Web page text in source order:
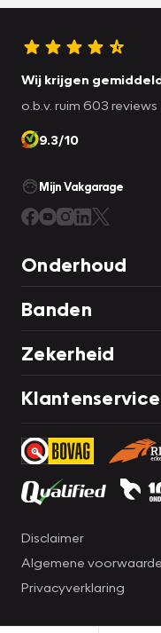
Wij krijgen
o.b.v. ruim 603 reviews
9.3/10
Mijn Vakgarage
Onderhoud
Banden
Zekerheid
Klantenservice
Disclaimer
Algemene
Privacyverklaring